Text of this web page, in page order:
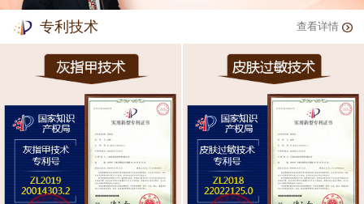
专利技术 查看详情